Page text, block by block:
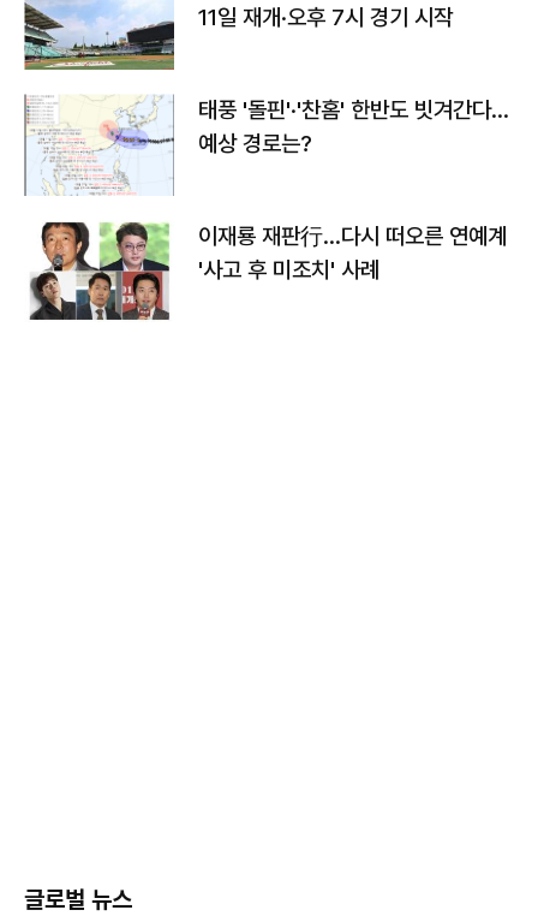
11일 재개·오후 7시 경기 시작
태풍 '돌핀'·'찬홈' 한반도 빗겨간다…
예상 경로는?
이재룡 재판行…다시 떠오른 연예계
'사고 후 미조치' 사례
글로벌 뉴스